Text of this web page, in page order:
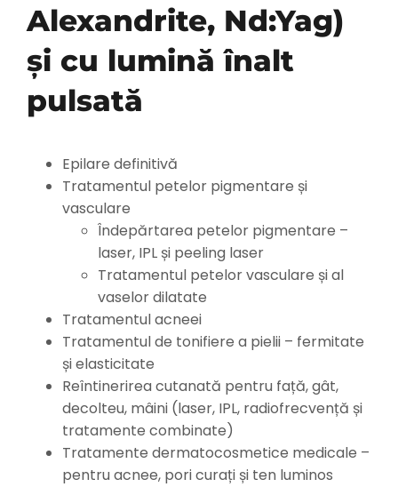
Evenimente
Informații utile
Galerie
Contact
Alexandrite, Nd:Yag)
și cu lumină înalt
pulsată
Epilare definitivă
Tratamentul petelor pigmentare și
vasculare
Îndepărtarea petelor pigmentare –
laser, IPL și peeling laser
Tratamentul petelor vasculare și al
vaselor dilatate
Tratamentul acneei
Tratamentul de tonifiere a pielii – fermitate
și elasticitate
Reîntinerirea cutanată pentru față, gât,
decolteu, mâini (laser, IPL, radiofrecvență și
tratamente combinate)
Tratamente dermatocosmetice medicale –
pentru acnee, pori curați și ten luminos